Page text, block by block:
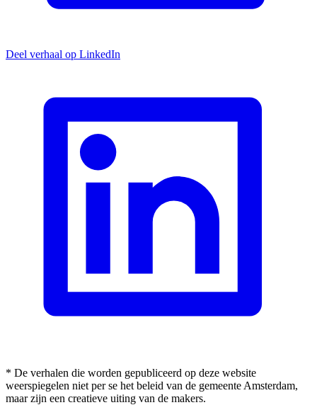
Deel verhaal op LinkedIn
* De verhalen die worden gepubliceerd op deze website
weerspiegelen niet per se het beleid van de gemeente Amsterdam,
maar zijn een creatieve uiting van de makers.